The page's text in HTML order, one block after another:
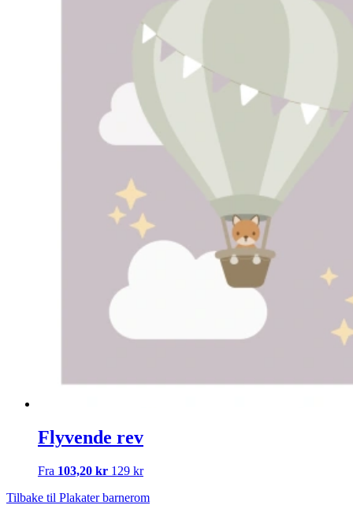
Flyvende rev
Fra 103,20 kr 129 kr
Tilbake til Plakater barnerom